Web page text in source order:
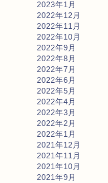
2023年1月
2022年12月
2022年11月
2022年10月
2022年9月
2022年8月
2022年7月
2022年6月
2022年5月
2022年4月
2022年3月
2022年2月
2022年1月
2021年12月
2021年11月
2021年10月
2021年9月